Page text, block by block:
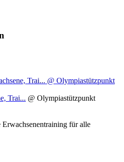
Trai... @ Olympiastützpunkt
Trai... @ Olympiastützpunkt
für alle